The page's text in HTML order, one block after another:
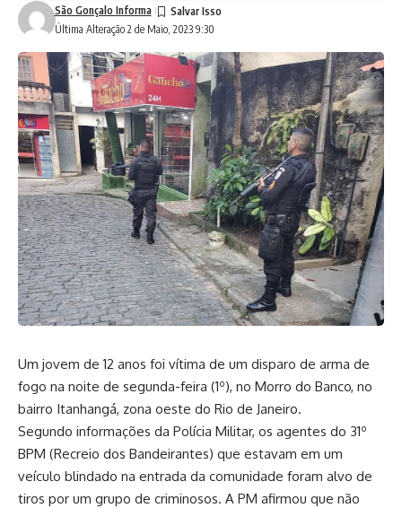
Última Alteração 2 de Maio, 2023 9:30
São Gonçalo Informa
Um jovem de 12 anos foi vítima de um disparo de arma de
fogo na noite de segunda-feira (1º), no Morro do Banco, no
bairro Itanhangá, zona oeste do Rio de Janeiro.
Segundo informações da Polícia Militar, os agentes do 31º
BPM (Recreio dos Bandeirantes) que estavam em um
veículo blindado na entrada da comunidade foram alvo de
tiros por um grupo de criminosos. A PM afirmou que não